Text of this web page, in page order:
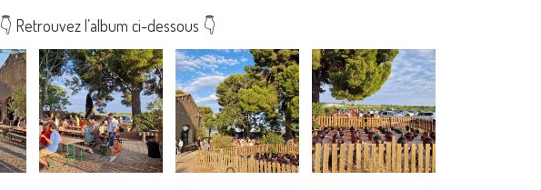
👇 Retrouvez l’album ci-dessous 👇